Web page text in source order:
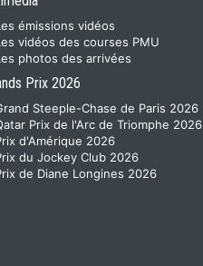
émissions vidéos
vidéos des courses PMU
photos des arrivées
Prix 2026
Steeple-Chase de Paris 2026
Prix de l'Arc de Triomphe 2026
d'Amérique 2026
du Jockey Club 2026
de Diane Longines 2026